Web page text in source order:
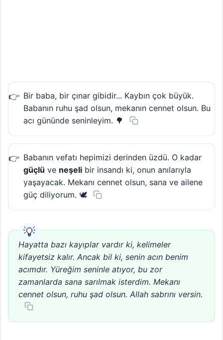
Bir baba, bir çınar gibidir... Kaybın çok büyük.
Babanın ruhu şad olsun, mekanın cennet olsun. Bu
acı gününde seninleyim. 🌳
Babanın vefatı hepimizi derinden üzdü. O kadar
güçlü ve neşeli bir insandı ki, onun anılarıyla
yaşayacak. Mekanı cennet olsun, sana ve ailene
güç diliyorum. 🕊️
Hayatta bazı kayıplar vardır ki, kelimeler
kifayetsiz kalır. Ancak bil ki, senin acın benim
acımdır. Yüreğim seninle atıyor, bu zor
zamanlarda sana sarılmak isterdim. Mekanı
cennet olsun, ruhu şad olsun. Allah sabrını versin.